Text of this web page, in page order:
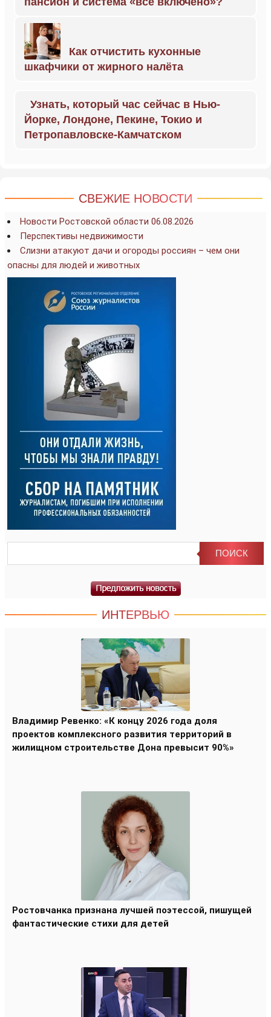
Как отчистить кухонные
шкафчики от жирного налёта
Узнать, который час сейчас в Нью-
Йорке, Лондоне, Пекине, Токио и
Петропавловске-Камчатском
СВЕЖИЕ НОВОСТИ
Новости Ростовской области 06.08.2026
Перспективы недвижимости
Слизни атакуют дачи и огороды россиян – чем они
опасны для людей и животных
ИНТЕРВЬЮ
Владимир Ревенко: «К концу 2026 года доля
проектов комплексного развития территорий в
жилищном строительстве Дона превысит 90%»
Ростовчанка признана лучшей поэтессой, пишущей
фантастические стихи для детей